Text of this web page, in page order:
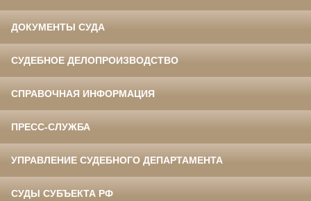
ДОКУМЕНТЫ СУДА
СУДЕБНОЕ ДЕЛОПРОИЗВОДСТВО
СПРАВОЧНАЯ ИНФОРМАЦИЯ
ПРЕСС-СЛУЖБА
УПРАВЛЕНИЕ СУДЕБНОГО ДЕПАРТАМЕНТА
СУДЫ СУБЪЕКТА РФ